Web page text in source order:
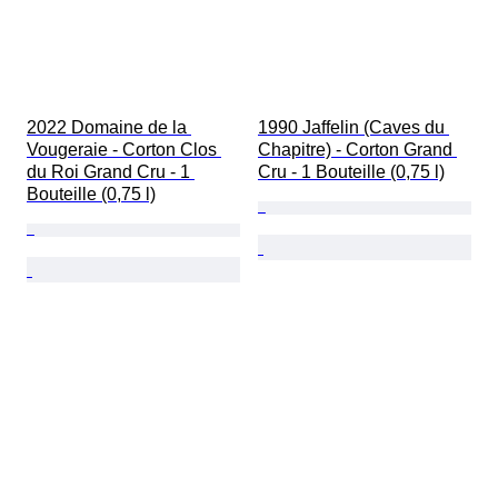
2022 Domaine de la
Vougeraie - Corton Clos
du Roi Grand Cru - 1
Bouteille (0,75 l)
1990 Jaffelin (Caves du
Chapitre) - Corton Grand
Cru - 1 Bouteille (0,75 l)